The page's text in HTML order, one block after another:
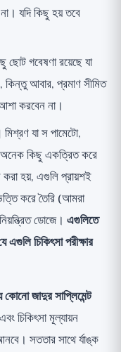
যদি কিছু হয় তবে
ছোট গবেষণা রয়েছে যা
কিন্তু আবার, প্রমাণ সীমিত
করবেন না।
মিশ্রণ যা স পামেটো,
কিছু একত্রিত করে
করা হয়, এগুলি প্রায়শই
করে তৈরি (আমরা
ডোজে। এগুলিতে
চিকিৎসা পরীক্ষার
জাদুর সাপ্লিমেন্ট
চিকিৎসা মূল্যায়ন
সততার সাথে র্যাঙ্ক